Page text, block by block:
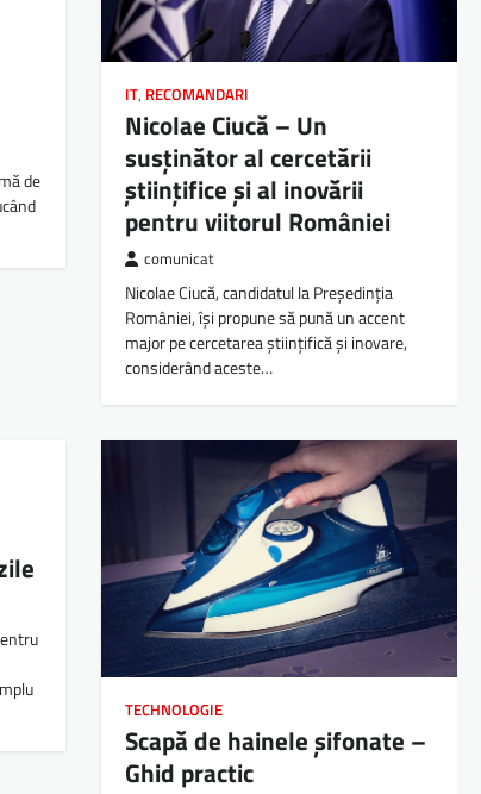
de
IT, RECOMANDARI
Nicolae Ciucă – Un
susținător al cercetării
științifice și al inovării
pentru viitorul României
comunicat
Nicolae Ciucă, candidatul la Președinția
României, își propune să pună un accent
major pe cercetarea științifică și inovare,
considerând aceste…
TECHNOLOGIE
Scapă de hainele șifonate –
Ghid practic